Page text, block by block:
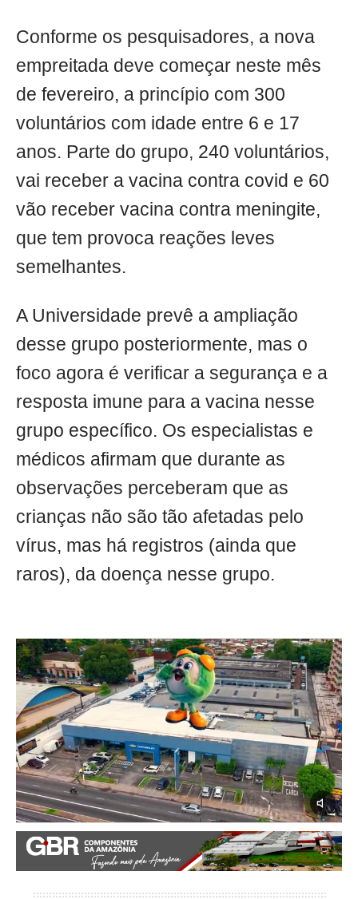
Conforme os pesquisadores, a nova
empreitada deve começar neste mês
de fevereiro, a princípio com 300
voluntários com idade entre 6 e 17
anos. Parte do grupo, 240 voluntários,
vai receber a vacina contra covid e 60
vão receber vacina contra meningite,
que tem provoca reações leves
semelhantes.
A Universidade prevê a ampliação
desse grupo posteriormente, mas o
foco agora é verificar a segurança e a
resposta imune para a vacina nesse
grupo específico. Os especialistas e
médicos afirmam que durante as
observações perceberam que as
crianças não são tão afetadas pelo
vírus, mas há registros (ainda que
raros), da doença nesse grupo.